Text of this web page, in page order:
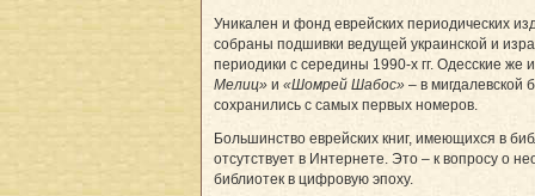
Уникален и фонд еврейских периодических
собраны подшивки ведущей украинской и
периодики с середины 1990-х гг. Одесские же
Мелиц» и «Шомрей Шабос» – в мигдалевской
сохранились с самых первых номеров.
Большинство еврейских книг, имеющихся в
отсутствует в Интернете. Это – к вопросу о
библиотек в цифровую эпоху.